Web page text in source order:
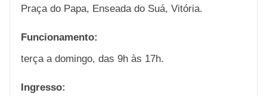
Praça do Papa, Enseada do Suá, Vitória.
Funcionamento:
terça a domingo, das 9h às 17h.
Ingresso: